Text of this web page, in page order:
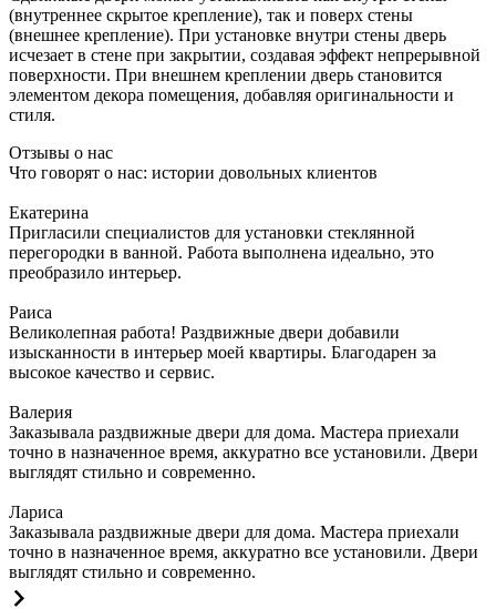
(внутреннее скрытое крепление), так и поверх стены
(внешнее крепление). При установке внутри стены дверь
исчезает в стене при закрытии, создавая эффект непрерывной
поверхности. При внешнем креплении дверь становится
элементом декора помещения, добавляя оригинальности и
стиля.
Отзывы о нас
Что говорят о нас: истории довольных клиентов
Екатерина
Пригласили специалистов для установки стеклянной
перегородки в ванной. Работа выполнена идеально, это
преобразило интерьер.
Раиса
Великолепная работа! Раздвижные двери добавили
изысканности в интерьер моей квартиры. Благодарен за
высокое качество и сервис.
Валерия
Заказывала раздвижные двери для дома. Мастера приехали
точно в назначенное время, аккуратно все установили. Двери
выглядят стильно и современно.
Лариса
Заказывала раздвижные двери для дома. Мастера приехали
точно в назначенное время, аккуратно все установили. Двери
выглядят стильно и современно.